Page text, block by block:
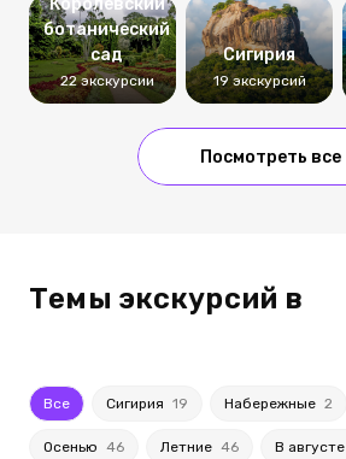
Королевский
ботанический
сад
22 экскурсии
Сигирия
19 экскурсий
Посмотреть все
Темы экскурсий в
Все Сигирия 19 Набережные 2
Осенью 46 Летние 46 В августе